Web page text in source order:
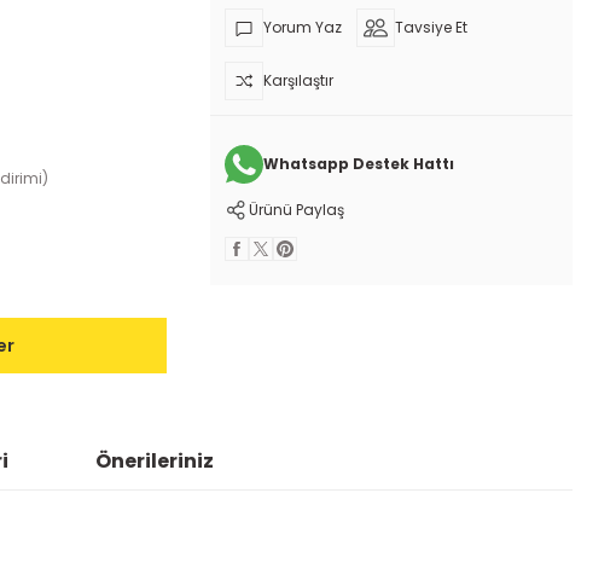
Yorum Yaz Tavsiye Et
Karşılaştır
Whatsapp Destek Hattı
Ürünü Paylaş
Önerileriniz